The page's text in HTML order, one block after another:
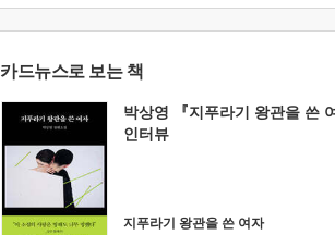
카드뉴스로 보는 책
박상영 『지푸라기 왕관을 쓴
인터뷰
지푸라기 왕관을 쓴 여자